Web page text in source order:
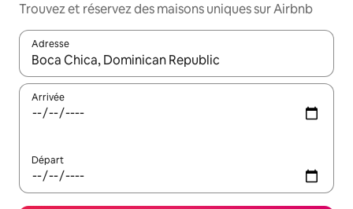
Trouvez et réservez des maisons uniques sur Airbnb
Adresse
Lorsque les résultats s'affichent, utilisez les flèches vers le
Arrivée
Départ